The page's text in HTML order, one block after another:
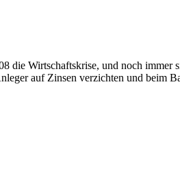
die Wirtschaftskrise, und noch
auf Zinsen verzichten und